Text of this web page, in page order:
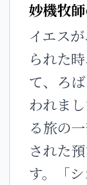
妙機牧
イエス
られた
て、ろ
われま
る旅の
された
す。「